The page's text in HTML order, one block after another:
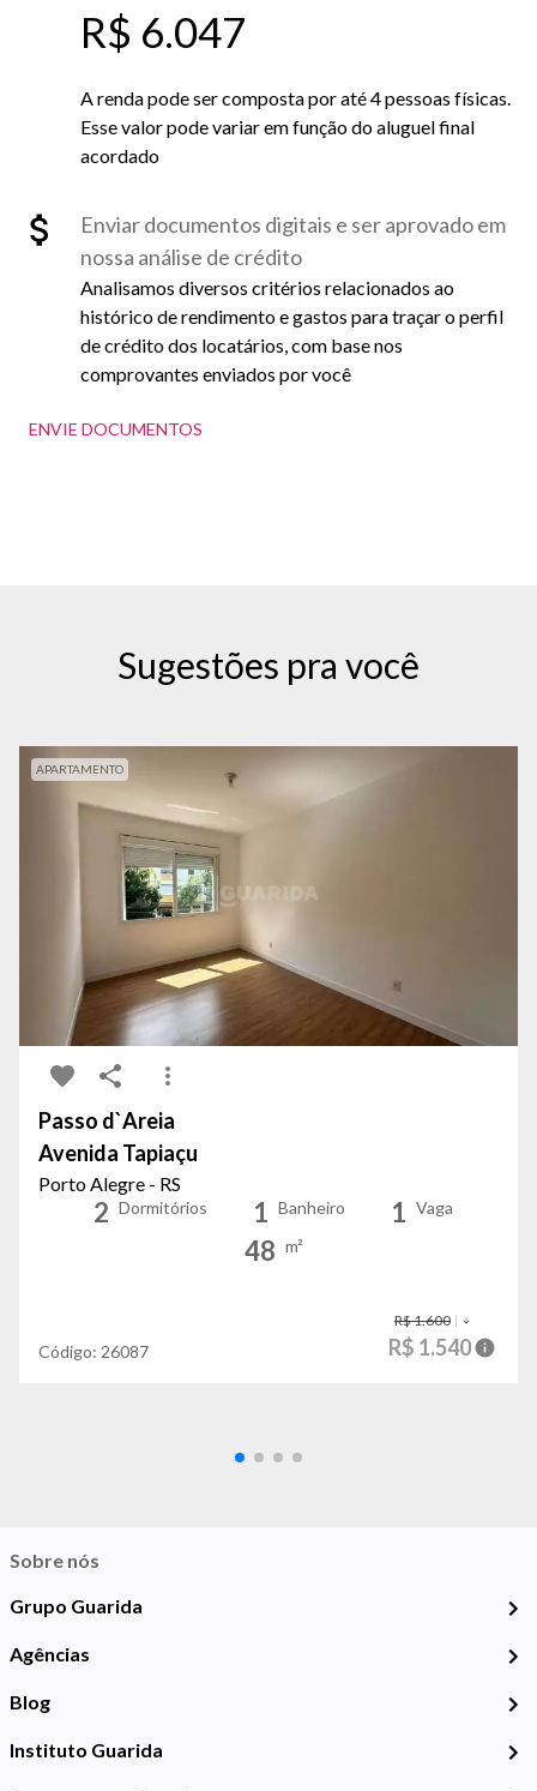
R$ 6.047
A renda pode ser composta por até 4 pessoas físicas.
Esse valor pode variar em função do aluguel final
acordado
Enviar documentos digitais e ser aprovado em
nossa análise de crédito
Analisamos diversos critérios relacionados ao
histórico de rendimento e gastos para traçar o perfil
de crédito dos locatários, com base nos
comprovantes enviados por você
ENVIE DOCUMENTOS
Sugestões pra você
APARTAMENTO
Passo d`Areia
Avenida Tapiaçu
Porto Alegre - RS
2 Dormitórios 1 Banheiro 1 Vaga
48 m²
Código: 26087
R$ 1.600
R$ 1.540
Sobre nós
Grupo Guarida
Agências
Blog
Instituto Guarida